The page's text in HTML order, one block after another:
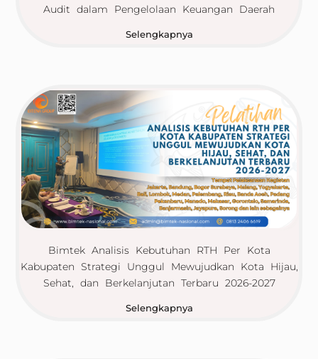
Audit dalam Pengelolaan Keuangan Daerah
Selengkapnya
Bimtek Analisis Kebutuhan RTH Per Kota
Kabupaten Strategi Unggul Mewujudkan Kota Hijau,
Sehat, dan Berkelanjutan Terbaru 2026-2027
Selengkapnya